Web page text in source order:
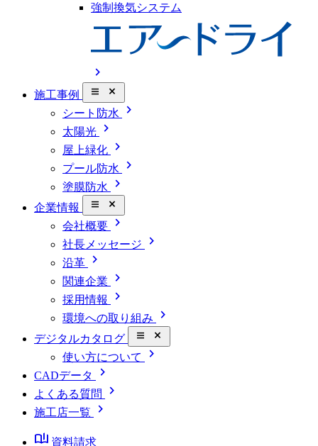
強制換気システム
chevron_right
施工事例 close_small
シート防水 chevron_right
太陽光 chevron_right
屋上緑化 chevron_right
プール防水 chevron_right
塗膜防水 chevron_right
企業情報 close_small
会社概要 chevron_right
社長メッセージ chevron_right
沿革 chevron_right
関連企業 chevron_right
採用情報 chevron_right
環境への取り組み chevron_right
デジタルカタログ close_small
使い方について chevron_right
CADデータ chevron_right
よくある質問 chevron_right
施工店一覧
chevron_right
book_ribbon 資料請求